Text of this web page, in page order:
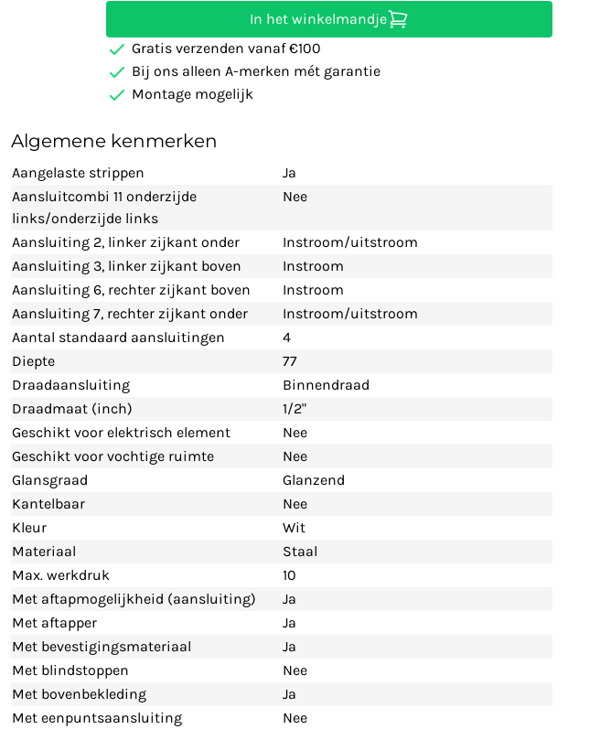
In het winkelmandje
Gratis verzenden vanaf €100
Bij ons alleen A-merken mét garantie
Montage mogelijk
Algemene kenmerken
Aangelaste strippen
Ja
Aansluitcombi 11 onderzijde
links/onderzijde links
Nee
Aansluiting 2, linker zijkant onder
Instroom/uitstroom
Aansluiting 3, linker zijkant boven
Instroom
Aansluiting 6, rechter zijkant boven
Instroom
Aansluiting 7, rechter zijkant onder
Instroom/uitstroom
Aantal standaard aansluitingen
4
Diepte
77
Draadaansluiting
Binnendraad
Draadmaat (inch)
1/2"
Geschikt voor elektrisch element
Nee
Geschikt voor vochtige ruimte
Nee
Glansgraad
Glanzend
Kantelbaar
Nee
Kleur
Wit
Materiaal
Staal
Max. werkdruk
10
Met aftapmogelijkheid (aansluiting)
Ja
Met aftapper
Ja
Met bevestigingsmateriaal
Ja
Met blindstoppen
Nee
Met bovenbekleding
Ja
Met eenpuntsaansluiting
Nee